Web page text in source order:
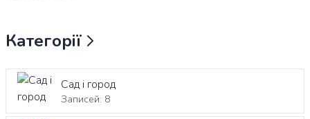
Категорії
Сад і город
Записей: 8